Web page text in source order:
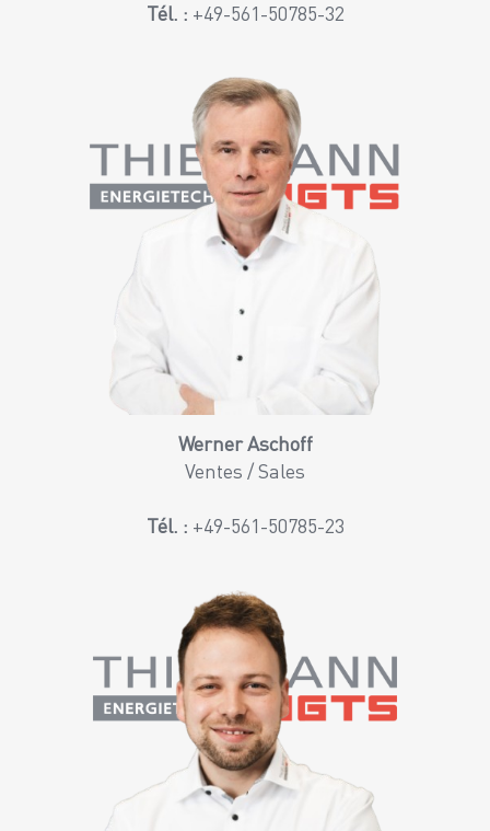
Tél. : +49-561-50785-32
Werner Aschoff
Ventes / Sales
Tél. : +49-561-50785-23